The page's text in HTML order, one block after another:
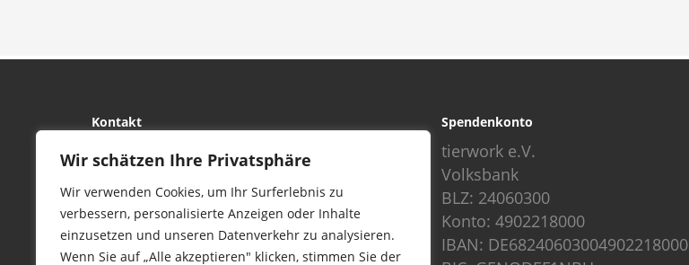
Wir schätzen Ihre Privatsphäre
Wir verwenden Cookies, um Ihr Surferlebnis zu
verbessern, personalisierte Anzeigen oder Inhalte
einzusetzen und unseren Datenverkehr zu analysieren.
Wenn Sie auf „Alle akzeptieren" klicken, stimmen Sie der
Kontakt
tierwork e.V.
Im alten Dorf 4
Tel 0172-4437307
service@tierwork.de
Spendenkonto
tierwork e.V.
Volksbank
BLZ: 24060300
Konto: 4902218000
IBAN: DE68240603004902218000